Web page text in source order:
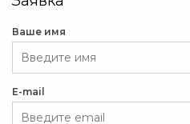
Ваше имя
E-mail